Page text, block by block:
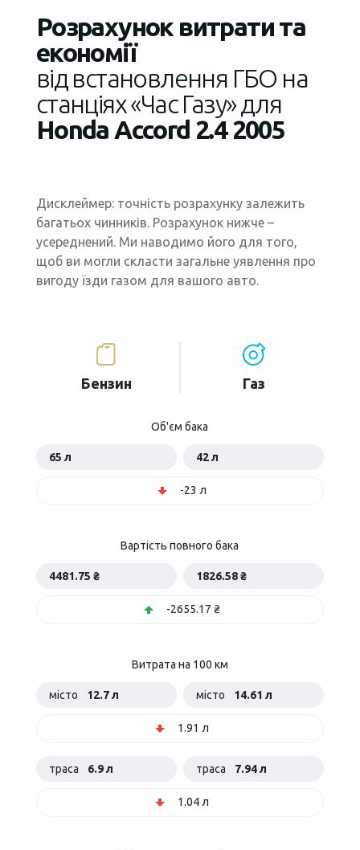
Розрахунок витрати та
економії
від встановлення ГБО на
станціях «Час Газу» для
Honda Accord 2.4 2005
Дисклеймер: точність розрахунку залежить
багатьох чинників. Розрахунок нижче –
усереднений. Ми наводимо його для того,
щоб ви могли скласти загальне уявлення про
вигоду їзди газом для вашого авто.
Бензин Газ
Об'єм бака
65 л 42 л
-23 л
Вартість повного бака
4481.75 ₴ 1826.58 ₴
-2655.17 ₴
Витрата на 100 км
місто 12.7 л місто 14.61 л
1.91 л
траса 6.9 л траса 7.94 л
1.04 л